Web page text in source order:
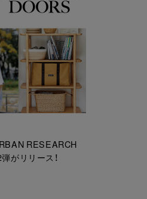
RESEARCH
がリリース！